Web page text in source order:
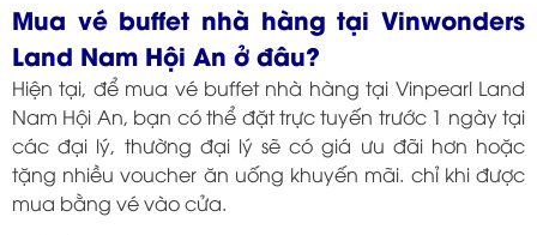
Mua vé buffet nhà hàng tại Vinwonders
Land Nam Hội An ở đâu?
Hiện tại, để mua vé buffet nhà hàng tại Vinpearl Land
Nam Hội An, bạn có thể đặt trực tuyến trước 1 ngày tại
các đại lý, thường đại lý sẽ có giá ưu đãi hơn hoặc
tặng nhiều voucher ăn uống khuyến mãi. chỉ khi được
mua bằng vé vào cửa.